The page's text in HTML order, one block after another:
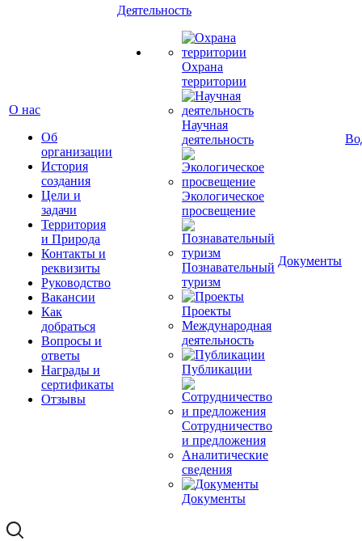
О нас
Об
организации
История
создания
Цели и
задачи
Территория
и Природа
Контакты и
реквизиты
Руководство
Вакансии
Как
добраться
Вопросы и
ответы
Награды и
сертификаты
Отзывы
Деятельность
Охрана
территории
Научная
деятельность
Экологическое
просвещение
Познавательный
туризм
Проекты
Международная
деятельность
Публикации
Сотрудничество
и предложения
Аналитические
сведения
Документы
Документы